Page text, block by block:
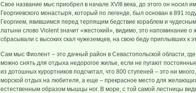
Свое название мыс приобрел в начале XVIII века, до этого он носил
Георгиевского монастыря, который по легенде, был основан в 891
Георгием, явившимся перед терпящим бедствие кораблем и
латыни слово Violent значит «жестокий», видимо, это напоминание о
сбрасывали с высоких скал чужеземцев, на свою беду приплывших к
Сам мыс Фиолент – это дачный район в Севастопольской области,
можно снять для отдыха недорогое жилье, если не пугают
из дотошных курортников подсчитал, что 800 ступеней – это ни
морской отдых на любителя, а еще – прекрасное место для
естественным образом мышцы ног. В море, с той самой лестницы